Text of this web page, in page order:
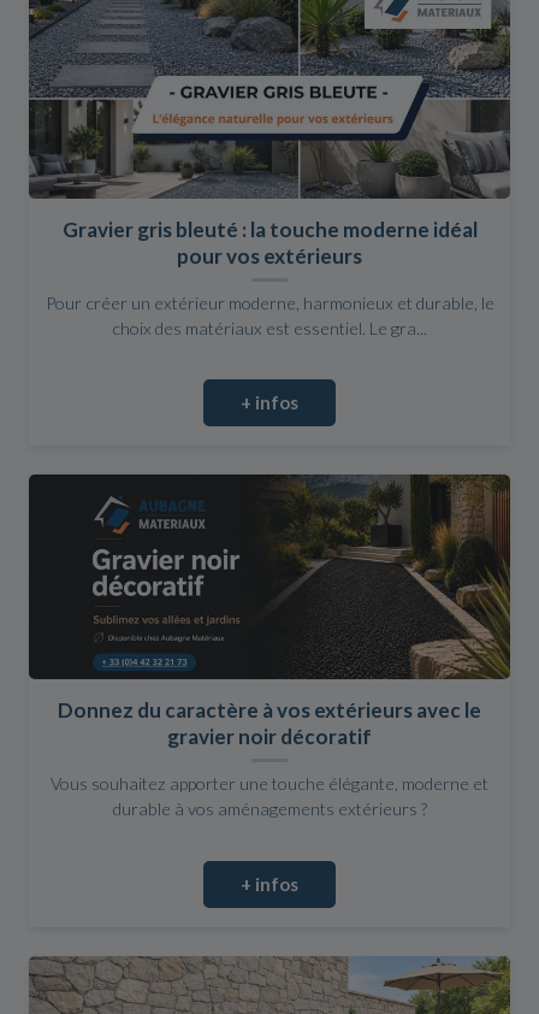
Gravier gris bleuté : la touche moderne idéal
pour vos extérieurs
Pour créer un extérieur moderne, harmonieux et durable, le
choix des matériaux est essentiel. Le gra...
+ infos
Donnez du caractère à vos extérieurs avec le
gravier noir décoratif
Vous souhaitez apporter une touche élégante, moderne et
durable à vos aménagements extérieurs ?
+ infos